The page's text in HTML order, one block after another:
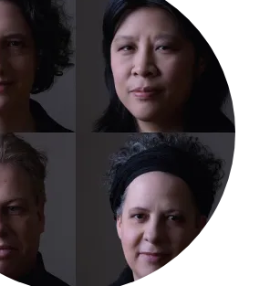
Crédit photo :
Michael Slobodian